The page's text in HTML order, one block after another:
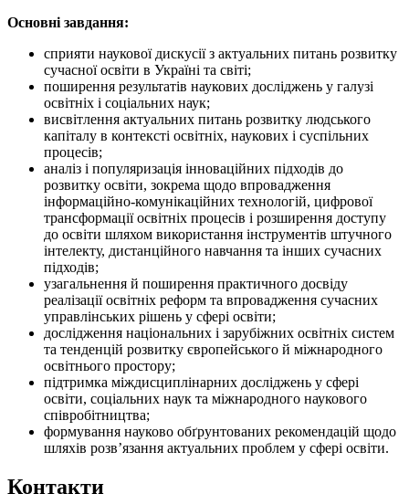
Основні завдання:
сприяти наукової дискусії з актуальних питань розвитку
сучасної освіти в Україні та світі;
поширення результатів наукових досліджень у галузі
освітніх і соціальних наук;
висвітлення актуальних питань розвитку людського
капіталу в контексті освітніх, наукових і суспільних
процесів;
аналіз і популяризація інноваційних підходів до
розвитку освіти, зокрема щодо впровадження
інформаційно-комунікаційних технологій, цифрової
трансформації освітніх процесів і розширення доступу
до освіти шляхом використання інструментів штучного
інтелекту, дистанційного навчання та інших сучасних
підходів;
узагальнення й поширення практичного досвіду
реалізації освітніх реформ та впровадження сучасних
управлінських рішень у сфері освіти;
дослідження національних і зарубіжних освітніх систем
та тенденцій розвитку європейського й міжнародного
освітнього простору;
підтримка міждисциплінарних досліджень у сфері
освіти, соціальних наук та міжнародного наукового
співробітництва;
формування науково обґрунтованих рекомендацій щодо
шляхів розв’язання актуальних проблем у сфері освіти.
Контакти